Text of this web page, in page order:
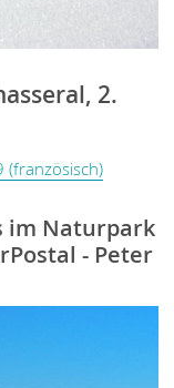
2.
(französisch)
im Naturpark
- Peter